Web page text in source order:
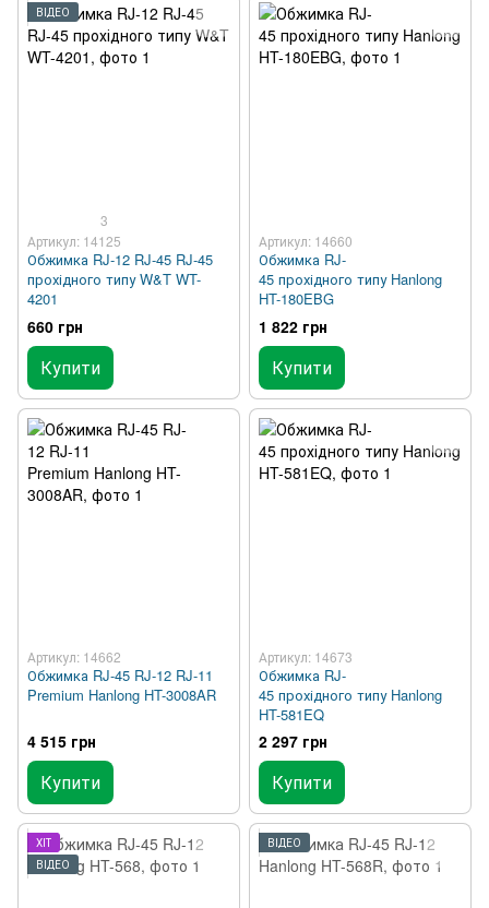
ВІДЕО
3
Артикул: 14125
Обжимка RJ-12 RJ-45 RJ-45
прохідного типу W&T WT-
4201
660 грн
Купити
Артикул: 14660
Обжимка RJ-
45 прохідного типу Hanlong
HT-180EBG
1 822 грн
Купити
Артикул: 14662
Обжимка RJ-45 RJ-12 RJ-11
Premium Hanlong HT-3008AR
4 515 грн
Купити
Артикул: 14673
Обжимка RJ-
45 прохідного типу Hanlong
HT-581EQ
2 297 грн
Купити
ХІТ
ВІДЕО
ВІДЕО